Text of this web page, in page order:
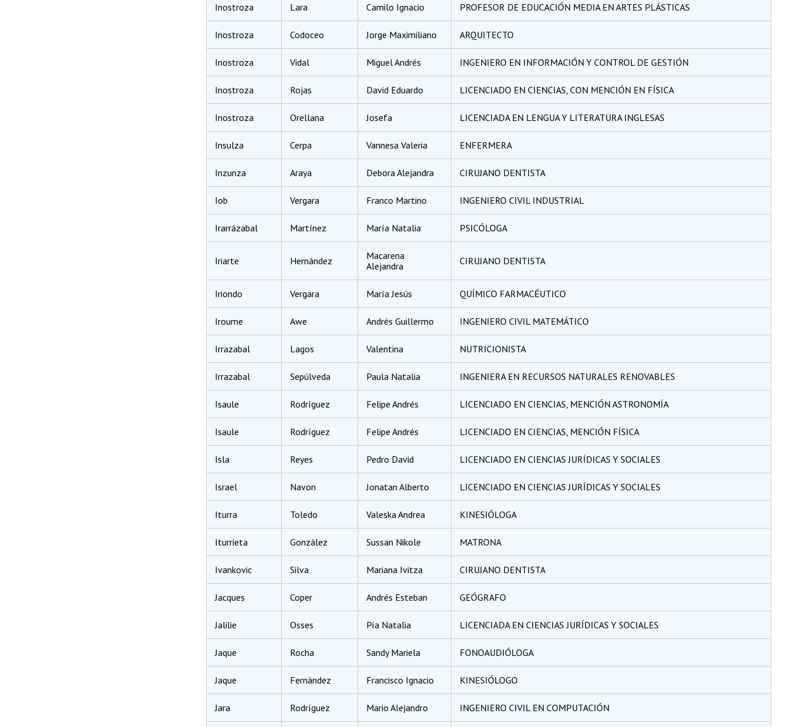
Inostroza Lara Camilo Ignacio PROFESOR DE EDUCACIÓN MEDIA EN ARTES PLÁSTICAS
Inostroza Codoceo Jorge Maximiliano ARQUITECTO
Inostroza Vidal Miguel Andrés INGENIERO EN INFORMACIÓN Y CONTROL DE GESTIÓN
Inostroza Rojas David Eduardo LICENCIADO EN CIENCIAS, CON MENCIÓN EN FÍSICA
Inostroza Orellana Josefa LICENCIADA EN LENGUA Y LITERATURA INGLESAS
Insulza Cerpa Vannesa Valeria ENFERMERA
Inzunza Araya Debora Alejandra CIRUJANO DENTISTA
Iob Vergara Franco Martino INGENIERO CIVIL INDUSTRIAL
Irarrázabal Martínez María Natalia PSICÓLOGA
Iriarte Hernández
Macarena
Alejandra
CIRUJANO DENTISTA
Iriondo Vergara María Jesús QUÍMICO FARMACÉUTICO
Iroume Awe Andrés Guillermo INGENIERO CIVIL MATEMÁTICO
Irrazabal Lagos Valentina NUTRICIONISTA
Irrazabal Sepúlveda Paula Natalia INGENIERA EN RECURSOS NATURALES RENOVABLES
Isaule Rodríguez Felipe Andrés LICENCIADO EN CIENCIAS, MENCIÓN ASTRONOMÍA
Isaule Rodríguez Felipe Andrés LICENCIADO EN CIENCIAS, MENCIÓN FÍSICA
Isla Reyes Pedro David LICENCIADO EN CIENCIAS JURÍDICAS Y SOCIALES
Israel Navon Jonatan Alberto LICENCIADO EN CIENCIAS JURÍDICAS Y SOCIALES
Iturra Toledo Valeska Andrea KINESIÓLOGA
Iturrieta González Sussan Nikole MATRONA
Ivankovic Silva Mariana Ivitza CIRUJANO DENTISTA
Jacques Coper Andrés Esteban GEÓGRAFO
Jalilie Osses Pía Natalia LICENCIADA EN CIENCIAS JURÍDICAS Y SOCIALES
Jaque Rocha Sandy Mariela FONOAUDIÓLOGA
Jaque Fernández Francisco Ignacio KINESIÓLOGO
Jara Rodríguez Mario Alejandro INGENIERO CIVIL EN COMPUTACIÓN